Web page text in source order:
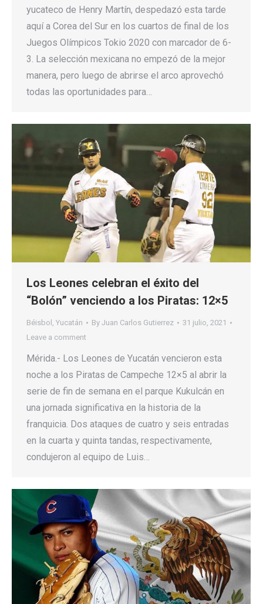
yucateco de Henry Martín, despedazó esta tarde
aquí a Corea del Sur en los cuartos de final de los
Juegos Olímpicos Tokio 2020 con marcador de 6-
3. La selección mexicana no empezó de la mejor
manera, pero luego de abrirse el arco aprovechó
todas las oportunidades para…
Los Leones celebran el éxito del
“Bolón” venciendo a los Piratas: 12×5
Béisbol , Yucatán By Juan Carlos Gutierrez
31 julio, 2021
Leave a comment
Mérida.- Los Leones de Yucatán vencieron esta
noche a los Piratas de Campeche 12×5 al abrir la
serie de fin de semana en el parque Kukulcán en
una jornada significativa en la historia de la
franquicia. Dos ataques de cuatro y seis entradas
en la cuarta y quinta tandas, respectivamente,
condujeron al equipo de Luis…